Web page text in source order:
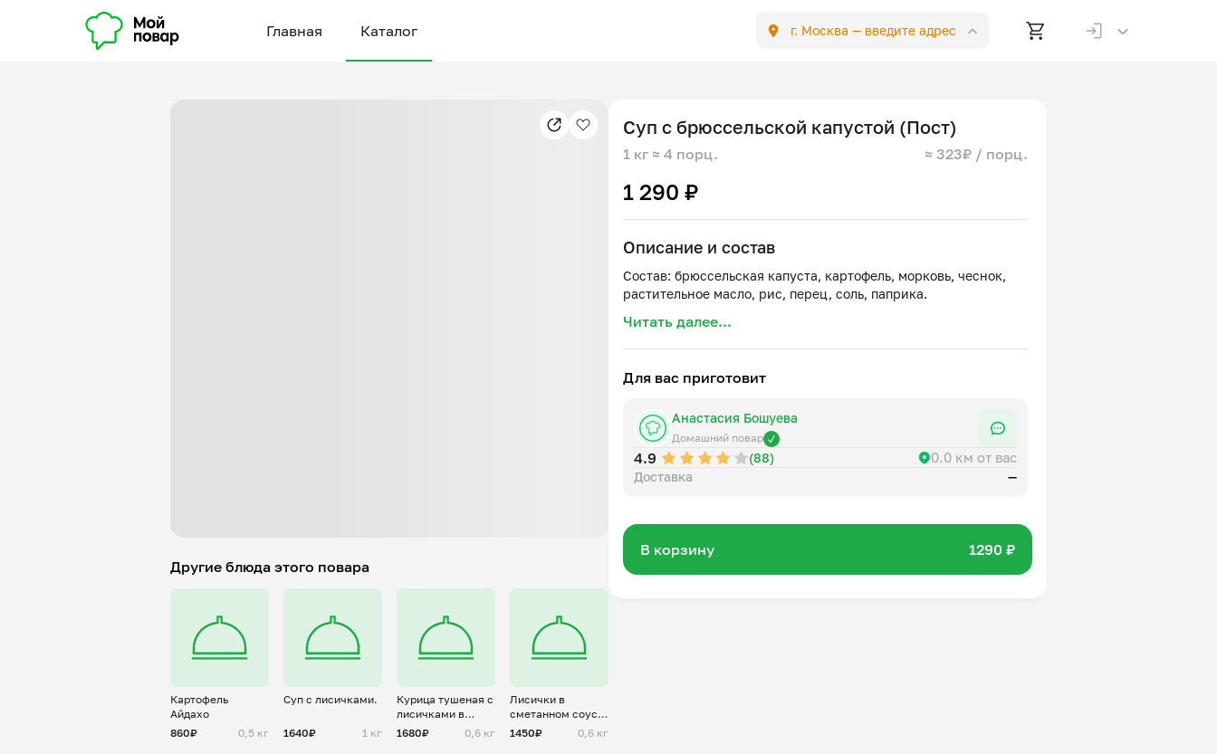
Главная Каталог г. Москва — введите адрес
Другие блюда этого повара
Картофель
Айдахо
860₽
0,5 кг
Суп с лисичками.
1640₽ 1 кг
Курица тушеная с
лисичками в
сметанном соусе
1680₽ 0,6 кг
Лисички в
сметанном соусе
с картофелем
1450₽ 0,6 кг
Суп с брюссельской капустой (Пост)
1 кг ≈ 4 порц. ≈ 323₽ / порц.
1 290 ₽
Описание и состав
Состав: брюссельская капуста, картофель, морковь, чеснок,
Читать далее...
Для вас приготовит
Анастасия Бошуева
Домашний повар
4.9 (88) 0.0 км от вас
Доставка —
В корзину 1290 ₽